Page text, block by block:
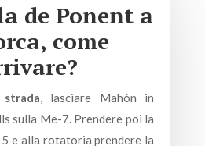
de Ponent a
come
strada, lasciare Mahón in
sulla Me-7. Prendere poi la
e alla rotatoria prendere la